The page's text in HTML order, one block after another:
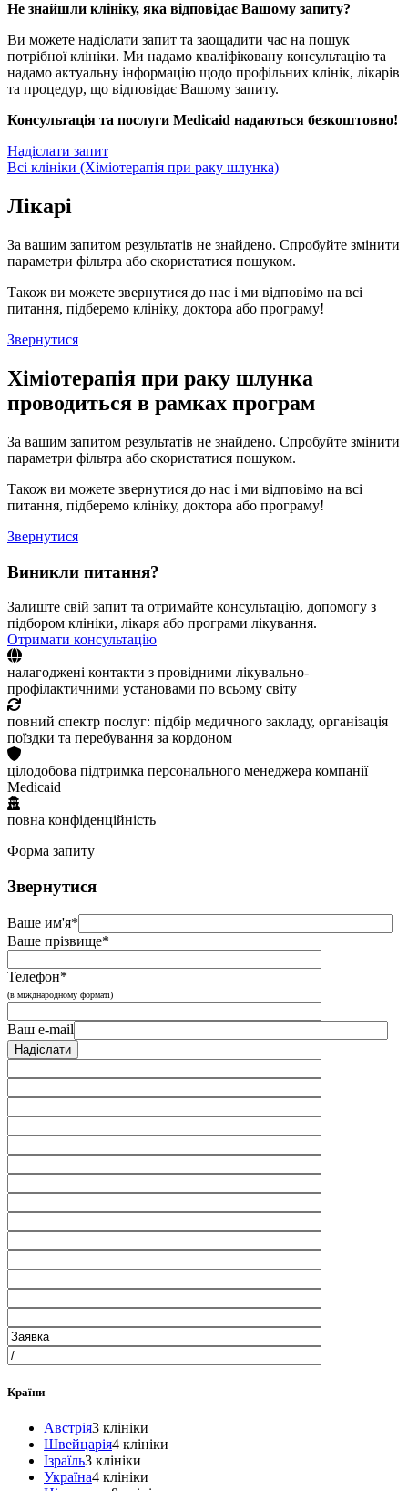
Не знайшли клініку, яка відповідає Вашому запиту?
Ви можете надіслати запит та заощадити час на пошук
потрібної клініки. Ми надамо кваліфіковану консультацію та
надамо актуальну інформацію щодо профільних клінік, лікарів
та процедур, що відповідає Вашому запиту.
Консультація та послуги Medicaid надаються безкоштовно!
Надіслати запит
Всі клініки (Хіміотерапія при раку шлунка)
Лікарі
За вашим запитом результатів не знайдено. Спробуйте змінити
параметри фільтра або скористатися пошуком.
Також ви можете звернутися до нас і ми відповімо на всі
питання, підберемо клініку, доктора або програму!
Звернутися
Хіміотерапія при раку шлунка
проводиться в рамках програм
За вашим запитом результатів не знайдено. Спробуйте змінити
параметри фільтра або скористатися пошуком.
Також ви можете звернутися до нас і ми відповімо на всі
питання, підберемо клініку, доктора або програму!
Звернутися
Виникли питання?
Залиште свій запит та отримайте консультацію, допомогу з
підбором клініки, лікаря або програми лікування.
Отримати консультацію
налагоджені контакти з провідними лікувально-
профілактичними установами по всьому світу
повний спектр послуг: підбір медичного закладу, організація
поїздки та перебування за кордоном
цілодобова підтримка персонального менеджера компанії
Medicaid
повна конфіденційність
Форма запиту
Звернутися
Ваше им'я*
Ваше прізвище*
Телефон*
(в міжднародному форматі)
Ваш e-mail
Країни
Австрія3 клініки
Швейцарія4 клініки
Ізраїль3 клініки
Україна4 клініки